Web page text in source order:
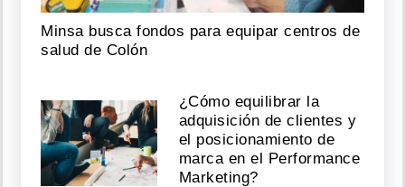
Minsa busca fondos para equipar centros de
salud de Colón
¿Cómo equilibrar la
adquisición de clientes y
el posicionamiento de
marca en el Performance
Marketing?